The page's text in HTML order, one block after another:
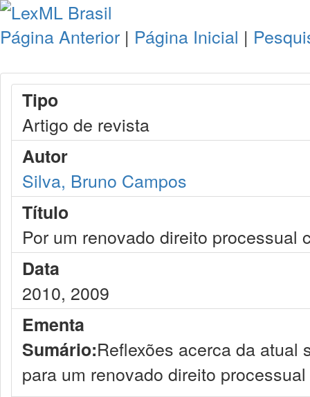
Página Anterior | Página Inicial |
Tipo
Artigo de revista
Autor
Silva, Bruno Campos
Título
Por um renovado direito processual
Data
2010, 2009
Ementa
Sumário:Reflexões acerca da
para um renovado direito